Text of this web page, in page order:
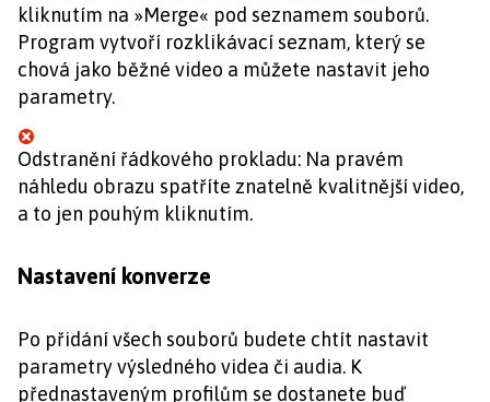
kliknutím na »Merge« pod seznamem souborů.
Program vytvoří rozklikávací seznam, který se
chová jako běžné video a můžete nastavit jeho
parametry.
Odstranění řádkového prokladu: Na pravém
náhledu obrazu spatříte znatelně kvalitnější video,
a to jen pouhým kliknutím.
Nastavení konverze
Po přidání všech souborů budete chtít nastavit
parametry výsledného videa či audia. K
přednastaveným profilům se dostanete buď